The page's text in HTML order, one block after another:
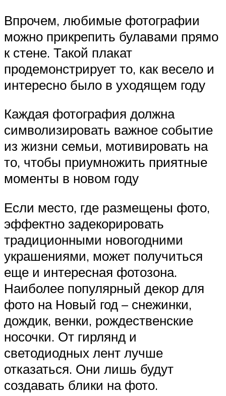
Впрочем, любимые фотографии
можно прикрепить булавами прямо
к стене. Такой плакат
продемонстрирует то, как весело и
интересно было в уходящем году
Каждая фотография должна
символизировать важное событие
из жизни семьи, мотивировать на
то, чтобы приумножить приятные
моменты в новом году
Если место, где размещены фото,
эффектно задекорировать
традиционными новогодними
украшениями, может получиться
еще и интересная фотозона.
Наиболее популярный декор для
фото на Новый год – снежинки,
дождик, венки, рождественские
носочки. От гирлянд и
светодиодных лент лучше
отказаться. Они лишь будут
создавать блики на фото.